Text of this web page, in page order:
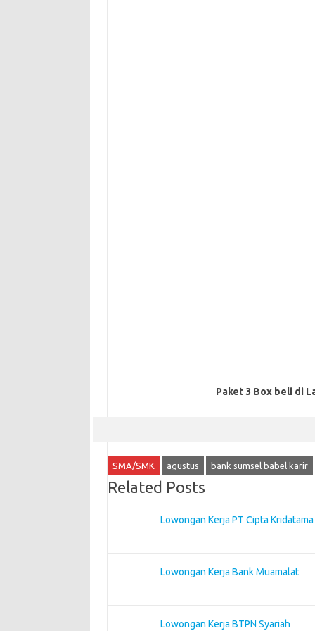
Paket 3 Box beli di
SMA/SMK agustus bank sumsel babel karir
Related Posts
Lowongan Kerja PT Cipta Kridatama
Lowongan Kerja Bank Muamalat
Lowongan Kerja BTPN Syariah